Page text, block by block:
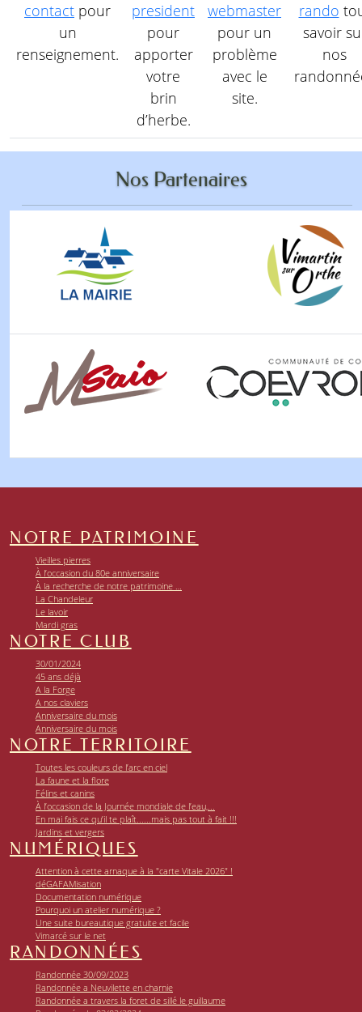
contact pour
un
renseignement.
president
pour
apporter
votre
brin
d’herbe.
webmaster
pour un
problème
avec le
site.
rando
savoir
nos
Nos Partenaires
NOTRE PATRIMOINE
Vieilles pierres
À l’occasion du 80e anniversaire
À la recherche de notre patrimoine …
La Chandeleur
Le lavoir
Mardi gras
NOTRE CLUB
30/01/2024
45 ans déjà
A la Forge
A nos claviers
Anniversaire du mois
Anniversaire du mois
NOTRE TERRITOIRE
Toutes les couleurs de l’arc en ciel
La faune et la flore
Félins et canins
À l’occasion de la Journée mondiale de l’eau,...
En mai fais ce qu’il te plaît......mais pas tout à fait !!!
Jardins et vergers
NUMÉRIQUES
Attention à cette arnaque à la "carte Vitale 2026" !
déGAFAMisation
Documentation numérique
Pourquoi un atelier numérique ?
Une suite bureautique gratuite et facile
Vimarcé sur le net
RANDONNÉES
Randonnée 30/09/2023
Randonnée a Neuvilette en charnie
Randonnée a travers la foret de sillé le guillaume